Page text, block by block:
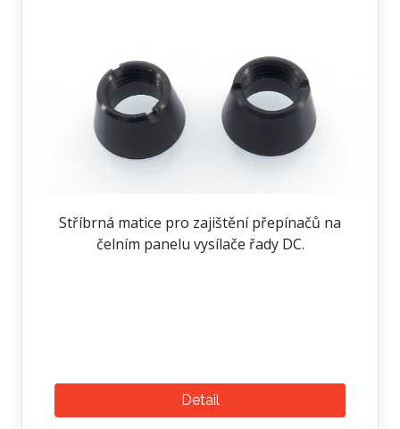
Stříbrná matice pro zajištění přepínačů na
čelním panelu vysílače řady DC.
Detail